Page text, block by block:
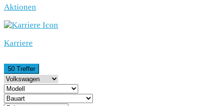
Aktionen
Karriere
50 Treffer